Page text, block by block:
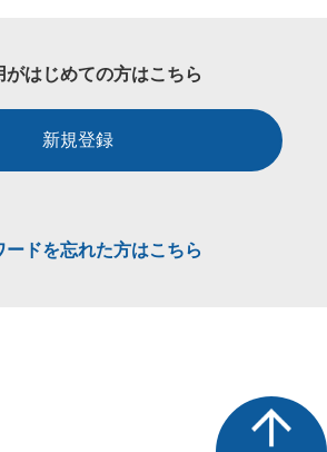
がはじめての方はこちら
新規登録
ードを忘れた方はこちら